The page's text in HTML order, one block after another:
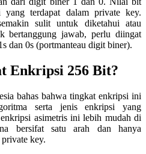
yang terdapat dalam private key.
sulit untuk diketahui atau
bertanggung jawab, perlu diingat
dan 0s (portmanteau digit biner).
Enkripsi 256 Bit?
bahas bahwa tingkat enkripsi ini
serta jenis enkripsi yang
asimetris ini lebih mudah di
bersifat satu arah dan hanya
key.